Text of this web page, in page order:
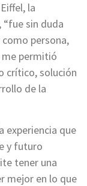
la
“fue sin duda
persona,
permitió
crítico, solución
de la
experiencia que
y futuro
tener una
mejor en lo que